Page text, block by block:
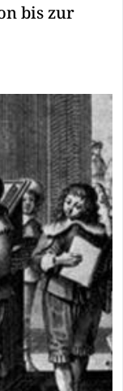
bis zur